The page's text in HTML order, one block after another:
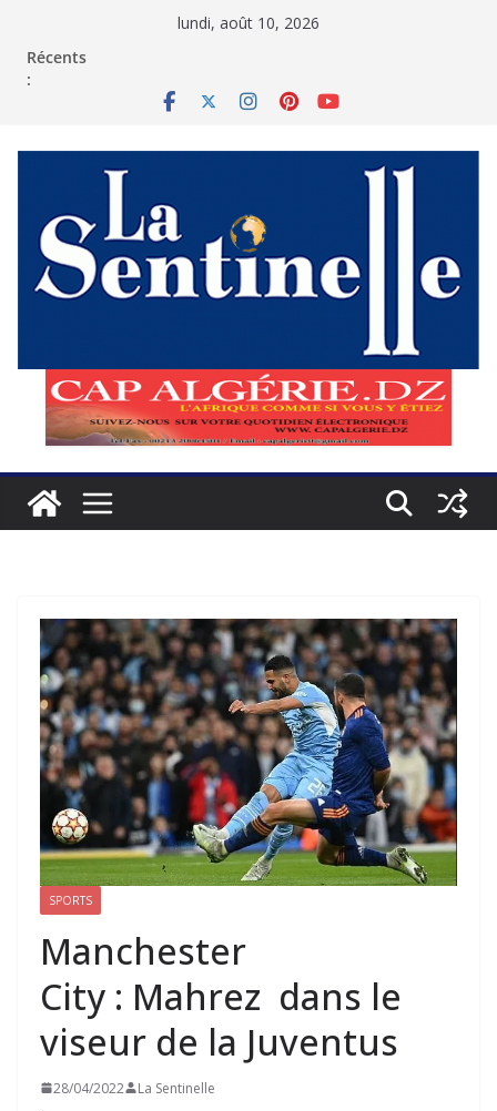
lundi, août 10, 2026
Récents
:
SPORTS
Manchester
City : Mahrez dans le
viseur de la Juventus
28/04/2022 La Sentinelle